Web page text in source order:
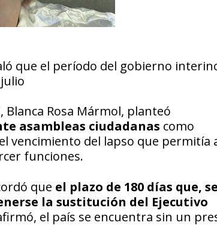
que el período del gobierno
Blanca Rosa Mármol, planteó
asambleas ciudadanas como
vencimiento del lapso que permitía
funciones.
que el plazo de 180 días que,
la sustitución del Ejecutivo
el país se encuentra sin un